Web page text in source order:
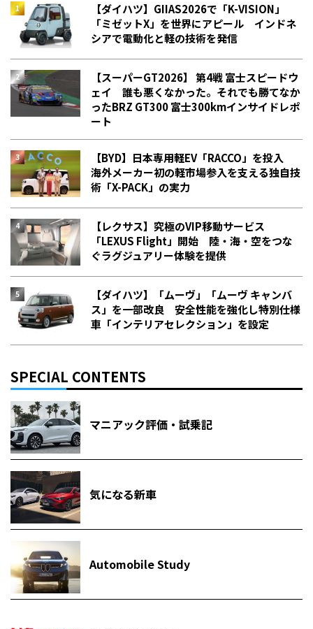
【ダイハツ】GIIAS2026で「K-VISION」
「ミゼットX」を世界にアピール インドネ
シアで電動化と軽の技術を発信
【スーパーGT2026】 第4戦 富士スピードウ
ェイ 誰も悪くなかった。それでも勝てなか
った――BRZ GT300 富士300kmインサイドレポ
ート
【BYD】日本専用軽EV「RACCO」を投入
海外メーカー初の軽市場参入を支える独自技
術「X-PACK」の実力
【レクサス】究極のVIP移動サービス
「LEXUS Flight」開始 陸・海・空をつな
ぐラグジュアリー体験を提供
【ダイハツ】「ムーヴ」「ムーヴ キャンバ
ス」を一部改良 安全性能を強化し特別仕様
車「インテリアセレクション」を設定
SPECIAL CONTENTS
マニアック評価・試乗記
気になる新車
Automobile Study